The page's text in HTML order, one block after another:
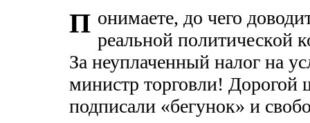
П онимаете, до чего
реальной политической
За неуплаченный налог на
министр торговли!
подписали «бегунок» и